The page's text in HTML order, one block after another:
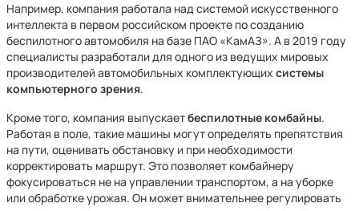
Например, компания работала над системой искусственного
интеллекта в первом российском проекте по созданию
беспилотного автомобиля на базе ПАО «КамАЗ». А в 2019 году
специалисты разработали для одного из ведущих мировых
производителей автомобильных комплектующих системы
компьютерного зрения.
Кроме того, компания выпускаетбеспилотные комбайны.
Работая в поле, такие машины могут определять препятствия
на пути, оценивать обстановку и при необходимости
корректировать маршрут. Это позволяет комбайнеру
фокусироваться не на управлении транспортом, а на уборке
или обработке урожая. Он может внимательнее регулировать